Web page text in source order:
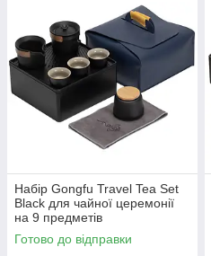
Набір Gongfu Travel Tea Set
Black для чайної церемонії
на 9 предметів
Готово до відправки